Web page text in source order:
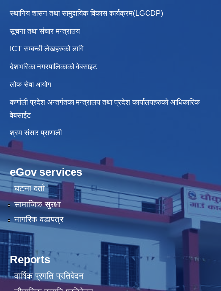
स्थानिय शासन तथा सामुदायिक विकास कार्यक्रम(LGCDP)
सूचना तथा संचार मन्त्रालय
ICT सम्बन्धी लेखहरुको लागि
देशभरिका नगरपालिकाको वेबसाइट
लोक सेवा आयोग
कर्णाली प्रदेश अन्तर्गतका मन्त्रालय तथा प्रदेश कार्यालयहरुको आधिकारिक
वेबसाईट
श्रम संसार प्राणाली
eGov services
घटना दर्ता
सामाजिक सुरक्षा
नागरिक वडापत्र
Reports
वार्षिक प्रगति प्रतिवेदन